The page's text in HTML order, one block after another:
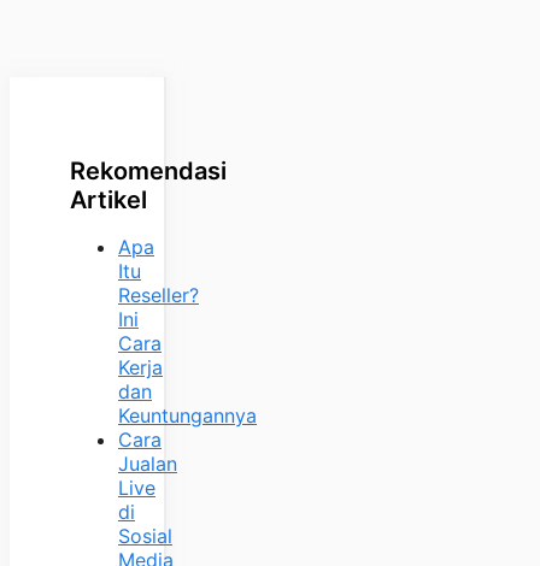
Rekomendasi
Artikel
Apa
Itu
Reseller?
Ini
Cara
Kerja
dan
Keuntungannya
Cara
Jualan
Live
di
Sosial
Media